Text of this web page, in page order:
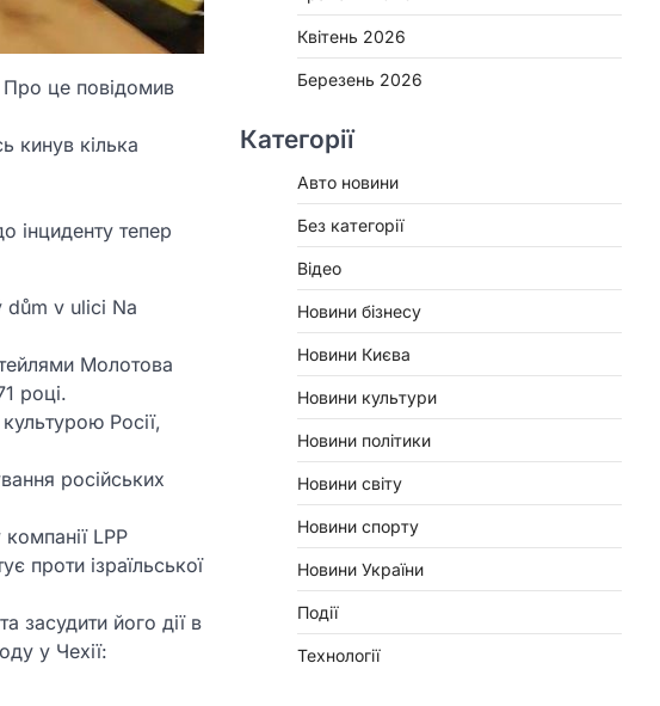
Про це повідомив
кинув кілька
інциденту тепер
dům v ulici Na
Молотова
році.
Росії,
російських
LPP
проти ізраїльської
засудити його дії в
у Чехії:
Квітень 2026
Березень 2026
Категорії
Авто новини
Без категорії
Відео
Новини бізнесу
Новини Києва
Новини культури
Новини політики
Новини світу
Новини спорту
Новини України
Події
Технології